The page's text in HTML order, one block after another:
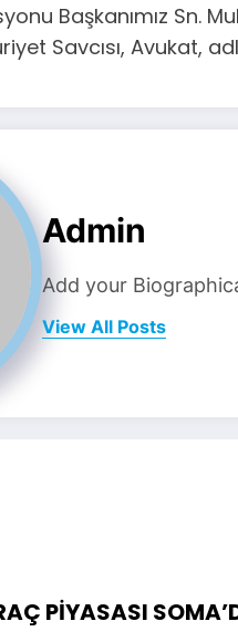
Başkanımız Sn.
Savcısı, Avukat,
Admin
Add your
View All Posts
PİYASASI